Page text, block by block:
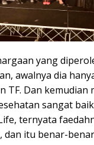
yang
awalnya dia
TF. Dan kemudian
sangat
ternyata
dan itu benar-